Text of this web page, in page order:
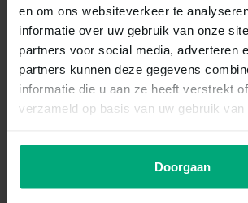
en om ons websiteverkeer te
informatie over uw gebruik van onze
partners voor social media, adverteren
partners kunnen deze gegevens
informatie die u aan ze heeft verstrekt
verzameld op basis van uw gebruik van
Doorgaan
Rogz
Rogz lijn lumberjack
Rogz
Rogz